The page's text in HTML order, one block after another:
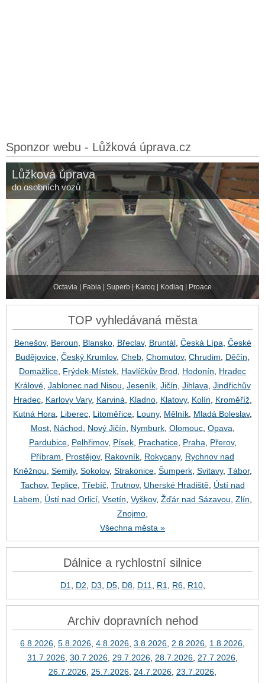
Sponzor webu - Lůžková úprava.cz
Lůžková úprava
do osobních vozů
Octavia | Fabia | Superb | Karoq | Kodiaq | Proace
TOP vyhledávaná města
Benešov, Beroun Blansko, Břeclav, Bruntál, Česká Lípa České
Budějovice Český Krumlov, Cheb Chomutov, Chrudim Děčín
Domažlice Frýdek-Místek Havlíčkův Brod Hodonín
Hradec
Králové, Jablonec nad Nisou Jeseník, Jičín Jihlava Jindřichův
Hradec, Karlovy Vary, Karviná Kladno, Klatovy, Kolín Kroměříž,
Kutná Hora
Liberec Litoměřice Louny, Mělník Mladá Boleslav,
Most, Náchod Nový Jičín Nymburk, Olomouc, Opava
Pardubice, Pelhřimov, Písek, Prachatice, Praha Přerov,
Příbram
Prostějov, Rakovník Rokycany, Rychnov nad
Kněžnou Semily, Sokolov, Strakonice, Šumperk, Svitavy, Tábor,
Tachov, Teplice, Třebíč, Trutnov, Uherské Hradiště, Ústí nad
Labem
Ústí nad Orlicí, Vsetín Vyškov, Žďár nad Sázavou Zlín
Znojmo
Všechna města »
Dálnice a rychlostní silnice
D1 D2 D3 D5, D8, D11 R1 R6, R10,
Archiv dopravních nehod
6.8.2026 5.8.2026 4.8.2026 3.8.2026 2.8.2026 1.8.2026
31.7.2026 30.7.2026 29.7.2026 28.7.2026 27.7.2026
26.7.2026 25.7.2026 24.7.2026 23.7.2026